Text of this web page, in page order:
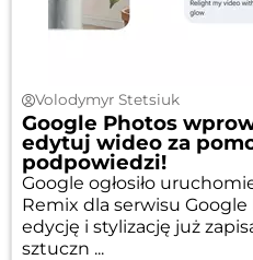
Volodymyr Stetsiuk
Google Photos
edytuj wideo za
podpowiedzi!
Google ogłosiło
Remix dla serwisu Google
edycję i stylizację już
sztuczn ...